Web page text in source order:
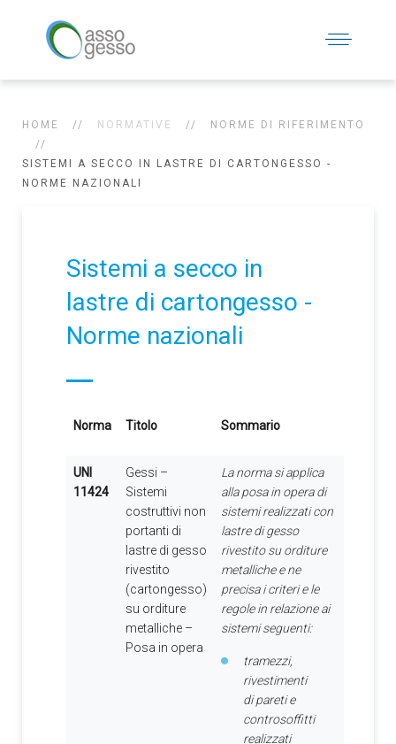
HOME NORMATIVE NORME DI RIFERIMENTO
SISTEMI A SECCO IN LASTRE DI CARTONGESSO -
NORME NAZIONALI
Sistemi a secco in
lastre di cartongesso -
Norme nazionali
Norma Titolo Sommario
UNI
11424
Gessi –
Sistemi
costruttivi non
portanti di
lastre di gesso
rivestito
(cartongesso)
su orditure
metalliche –
Posa in opera
La norma si applica
alla posa in opera di
sistemi realizzati con
lastre di gesso
rivestito su orditure
metalliche e ne
precisa i criteri e le
regole in relazione ai
sistemi seguenti:
tramezzi,
rivestimenti
di pareti e
controsoffitti
realizzati